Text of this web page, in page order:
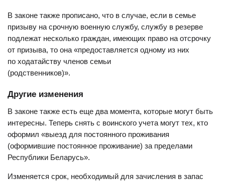
В законе также прописано, что в случае, если в семье
призыву на срочную военную службу, службу в резерве
подлежат несколько граждан, имеющих право на отсрочку
от призыва, то она «предоставляется одному из них
по ходатайству членов семьи
(родственников)».
Другие изменения
В законе также есть еще два момента, которые могут быть
интересны. Теперь снять с воинского учета могут тех, кто
оформил «выезд для постоянного проживания
(оформившие постоянное проживание) за пределами
Республики Беларусь».
Изменяется срок, необходимый для зачисления в запас